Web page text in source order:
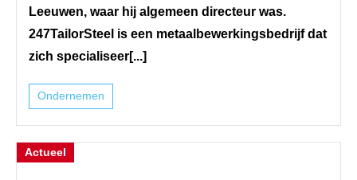
Leeuwen, waar hij algemeen directeur was.
247TailorSteel is een metaalbewerkingsbedrijf dat
zich specialiseer[...]
Ondernemen
Actueel